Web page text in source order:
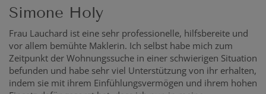
Simone Holy
Frau Lauchard ist eine sehr professionelle, hilfsbereite und
vor allem bemühte Maklerin. Ich selbst habe mich zum
Zeitpunkt der Wohnungssuche in einer schwierigen Situation
befunden und habe sehr viel Unterstützung von ihr erhalten,
indem sie mit ihrem Einfühlungsvermögen und ihrem hohen